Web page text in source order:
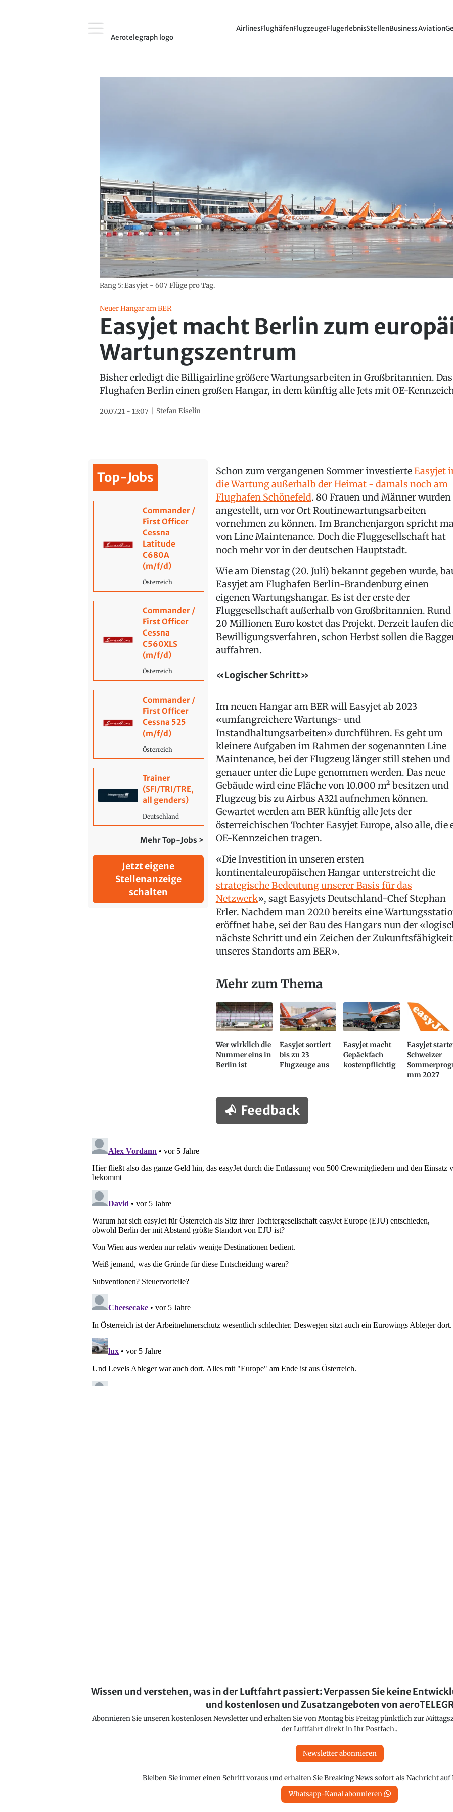
Aerotelegraph logo
AirlinesFlughäfenFlugzeugeFlugerlebnisStellenBusiness Aviation
Rang 5: Easyjet - 607 Flüge pro Tag.
Neuer Hangar am BER
Easyjet macht Berlin zum
Wartungszentrum
Bisher erledigt die Billigairline größere Wartungsarbeiten in Großbritannien.
Flughafen Berlin einen großen Hangar, in dem künftig alle Jets mit OE-
20.07.21 - 13:07 Stefan Eiselin
Top-Jobs
Commander /
First Officer
Cessna
Latitude
C680A
(m/f/d)
Österreich
Commander /
First Officer
Cessna
C560XLS
(m/f/d)
Österreich
Commander /
First Officer
Cessna 525
(m/f/d)
Österreich
Trainer
(SFI/TRI/TRE,
all genders)
Deutschland
Mehr Top-Jobs >
Jetzt eigene
Stellenanzeige
schalten
Schon zum vergangenen Sommer investierteEasyjet
die Wartung außerhalb der Heimat - damals noch am
Flughafen Schönefeld. 80 Frauen und Männer wurden
angestellt, um vor Ort Routinewartungsarbeiten
vornehmen zu können. Im Branchenjargon spricht
von Line Maintenance. Doch die Fluggesellschaft hat
noch mehr vor in der deutschen Hauptstadt.
Wie am Dienstag (20. Juli) bekannt gegeben wurde,
Easyjet am Flughafen Berlin-Brandenburg einen
eigenen Wartungshangar. Es ist der erste der
Fluggesellschaft außerhalb von Großbritannien. Rund
20 Millionen Euro kostet das Projekt. Derzeit laufen
Bewilligungsverfahren, schon Herbst sollen die
auffahren.
«Logischer Schritt»
Im neuen Hangar am BER will Easyjet ab 2023
«umfangreichere Wartungs- und
Instandhaltungsarbeiten» durchführen. Es geht um
kleinere Aufgaben im Rahmen der sogenannten Line
Maintenance, bei der Flugzeug länger still stehen und
genauer unter die Lupe genommen werden. Das neue
Gebäude wird eine Fläche von 10.000 m² besitzen und
Flugzeug bis zu Airbus A321 aufnehmen können.
Gewartet werden am BER künftig alle Jets der
österreichischen Tochter Easyjet Europe, also alle, die
OE-Kennzeichen tragen.
«Die Investition in unseren ersten
kontinentaleuropäischen Hangar unterstreicht die
strategische Bedeutung unserer Basis für das
Netzwerk», sagt Easyjets Deutschland-Chef Stephan
Erler. Nachdem man 2020 bereits eine
eröffnet habe, sei der Bau des Hangars nun der
nächste Schritt und ein Zeichen der Zukunftsfähigkeit
unseres Standorts am BER».
Mehr zum Thema
Wer wirklich die
Nummer eins in
Berlin ist
Easyjet sortiert
bis zu 23
Flugzeuge aus
Easyjet macht
Gepäckfach
kostenpflichtig
Easyjet
Schweizer
mm 2027
Feedback
Wissen und verstehen, was in der Luftfahrt passiert: Verpassen Sie keine
und kostenlosen und Zusatzangeboten von
Abonnieren Sie unseren kostenlosen Newsletter und erhalten Sie von Montag bis Freitag pünktlich zur
der Luftfahrt direkt in Ihr Postfach..
Newsletter abonnieren
Bleiben Sie immer einen Schritt voraus und erhalten Sie Breaking News sofort als Nachricht
Whatsapp-Kanal abonnieren